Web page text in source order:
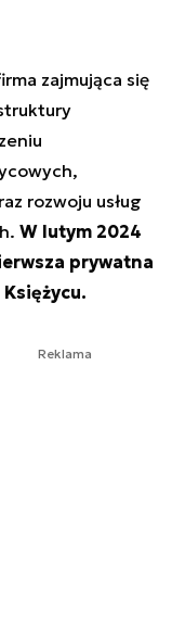
zajmująca się
rozwoju usług
W lutym 2024
prywatna
Reklama